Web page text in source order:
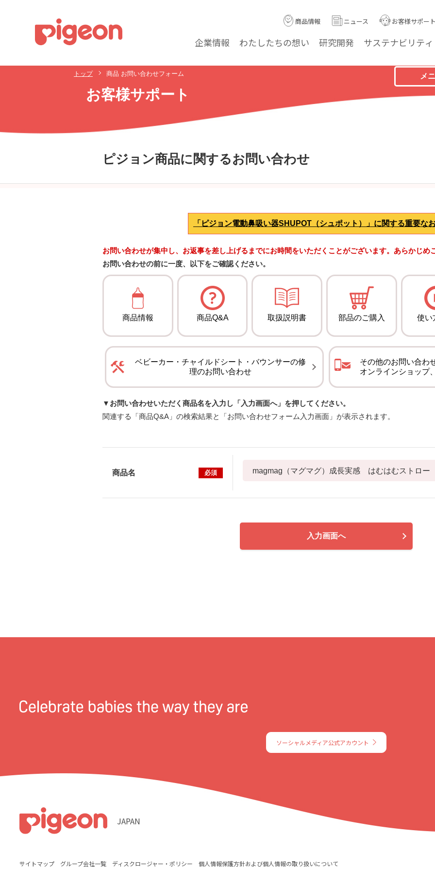
企業情報 わたしたちの想い 研究開発 サステナビリティ
商品情報 ニュース お客様サポート
トップ 商品 お問い合わせフォーム
お客様サポート
メ
ピジョン商品に関するお問い合わせ
「ピジョン電動鼻吸い器SHUPOT（シュポット）」に関する重要な
お問い合わせが集中し、お返事を差し上げるまでにお時間をいただくことがございます。あらかじめ
お問い合わせの前に一度、以下をご確認ください。
商品情報 商品Q&A 取扱説明書 部品のご購入 使い
ベビーカー・チャイルドシート・バウンサーの修
理のお問い合わせ
その他のお問い合わ
オンラインショップ
▼お問い合わせいただく商品名を入力し「入力画面へ」を押してください。
関連する「商品Q&A」の検索結果と「お問い合わせフォーム入力画面」が表示されます。
商品名 必須
入力画面へ
ソーシャルメディア公式アカウント
サイトマップ グループ会社一覧 ディスクロージャー・ポリシー 個人情報保護方針および個人情報の取り扱いについて
JAPAN